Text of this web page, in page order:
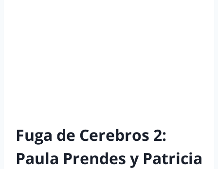
Fuga de Cerebros 2:
Paula Prendes y Patricia